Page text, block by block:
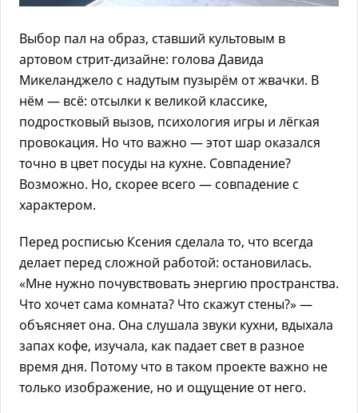
Выбор пал на образ, ставший культовым в
артовом стрит-дизайне: голова Давида
Микеланджело с надутым пузырём от жвачки. В
нём — всё: отсылки к великой классике,
подростковый вызов, психология игры и лёгкая
провокация. Но что важно — этот шар оказался
точно в цвет посуды на кухне. Совпадение?
Возможно. Но, скорее всего — совпадение с
характером.
Перед росписью Ксения сделала то, что всегда
делает перед сложной работой: остановилась.
«Мне нужно почувствовать энергию пространства.
Что хочет сама комната? Что скажут стены?» —
объясняет она. Она слушала звуки кухни, вдыхала
запах кофе, изучала, как падает свет в разное
время дня. Потому что в таком проекте важно не
только изображение, но и ощущение от него.